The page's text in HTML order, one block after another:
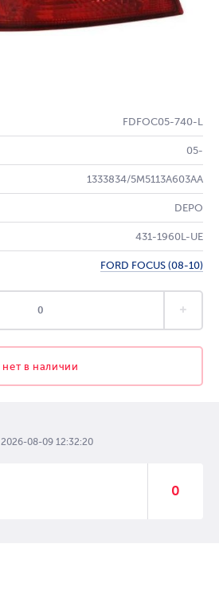
FDFOC05-740-L
05-
1333834/5M5113A603AA
DEPO
431-1960L-UE
FORD FOCUS (08-10)
нет в наличии
2026-08-09 12:32:20
0